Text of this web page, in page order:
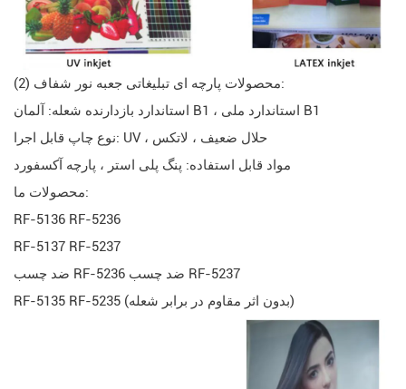
(2) محصولات پارچه ای تبلیغاتی جعبه نور شفاف:
استاندارد بازدارنده شعله: آلمان B1 ، استاندارد ملی B1
نوع چاپ قابل اجرا: UV ، حلال ضعیف ، لاتکس
مواد قابل استفاده: پنگ پلی استر ، پارچه آکسفورد
محصولات ما:
RF-5136 RF-5236
RF-5137 RF-5237
ضد چسب RF-5236 ضد چسب RF-5237
RF-5135 RF-5235 (بدون اثر مقاوم در برابر شعله)